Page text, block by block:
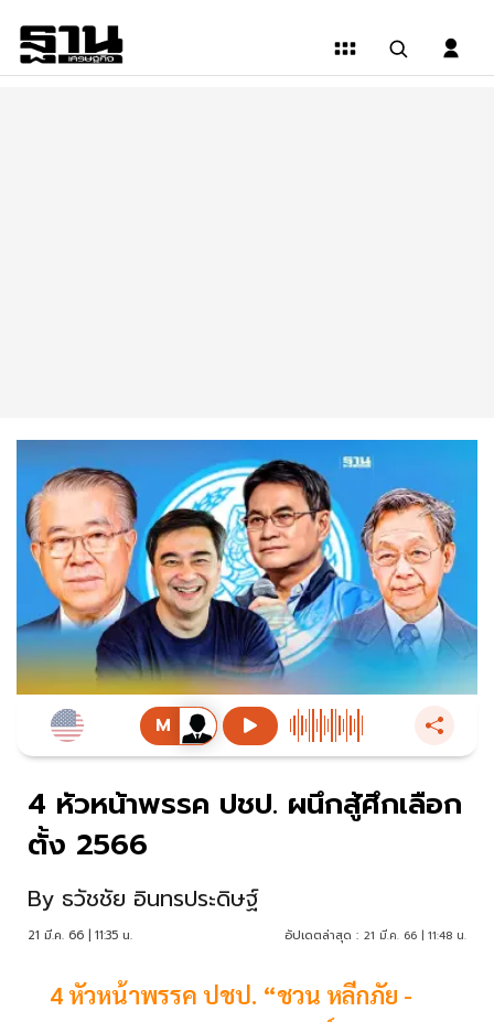
4 หัวหน้าพรรค ปชป. ผนึกสู้ศึกเลือก
ตั้ง 2566
By ธวัชชัย อินทรประดิษฐ์
21 มี.ค. 66 | 11:35 น. อัปเดตล่าสุด : 21 มี.ค. 66 | 11:48 น.
4 หัวหน้าพรรค ปชป. “ชวน หลีกภัย -